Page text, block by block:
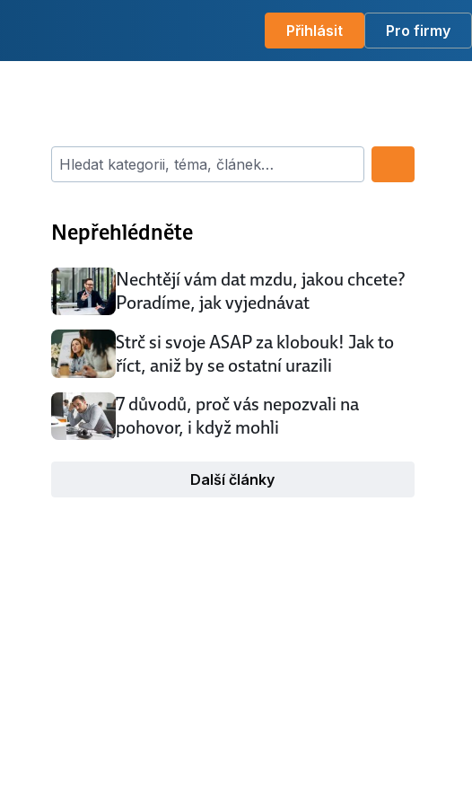
Přihlásit Pro firmy
Hledat kategorii, téma, článek…
Nepřehlédněte
Nechtějí vám dat mzdu, jakou chcete?
Poradíme, jak vyjednávat
Strč si svoje ASAP za klobouk! Jak to
říct, aniž by se ostatní urazili
7 důvodů, proč vás nepozvali na
pohovor, i když mohli
Další články